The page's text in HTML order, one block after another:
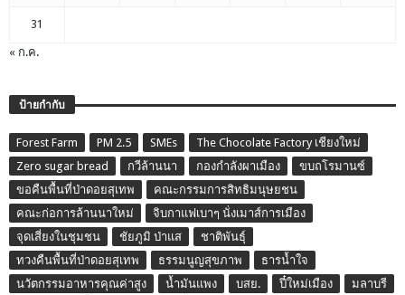
31
« ก.ค.
ป้ายกำกับ
Forest Farm PM 2.5 SMEs
The Chocolate Factory เชียงใหม่
Zero sugar bread
กวีล้านนา กองกำลังผาเมือง
ขบถโรมานซ์
ขอคืนพื้นที่ป่าดอยสุเทพ
คณะกรรมการสิทธิมนุษยชน
คณะก่อการล้านนาใหม่
จิบกาแฟเบาๆ นั่งเมาส์การเมือง
จุดเสี่ยงในชุมชน
ชัยภูมิ ป่าแส
ชาติพันธุ์
ทวงคืนพื้นที่ป่าดอยสุเทพ
ธรรมนูญสุขภาพ
ธารน้ำใจ
นวัตกรรมอาหารคุณค่าสูง
น้ำมันแพง บสย. ปี๋ใหม่เมือง
มลาบรี